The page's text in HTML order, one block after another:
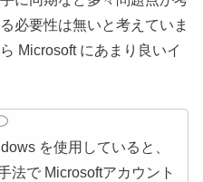
必要性は無いと考えていま
Microsoft にあまり良いイ
を使用していると、
法で Microsoftアカウント